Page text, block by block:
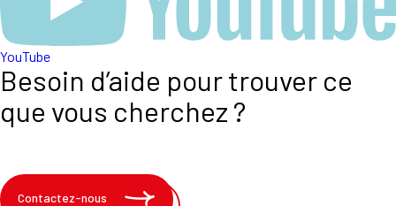
YouTube
Besoin d’aide pour trouver ce
que vous cherchez ?
Contactez-nous